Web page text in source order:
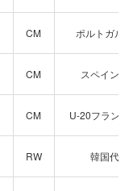
CM ポルトガル
CM スペイン代
CM U-20フランス
RW 韓国代表